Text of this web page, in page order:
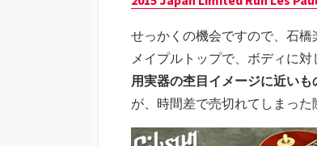
せっかくの機会ですので、石
メイプルトップで、ボディに
用実器の杢目イメージに近いも
が、時間差で売切れてしまった